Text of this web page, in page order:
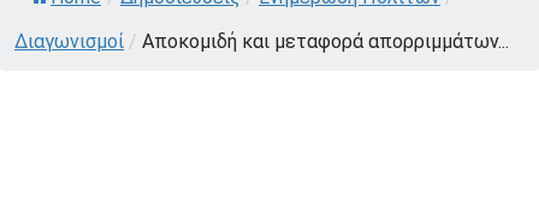
Διαγωνισμοί / Αποκομιδή και μεταφορά απορριμμάτων...